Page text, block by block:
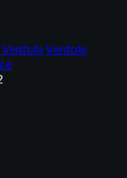
Ventole